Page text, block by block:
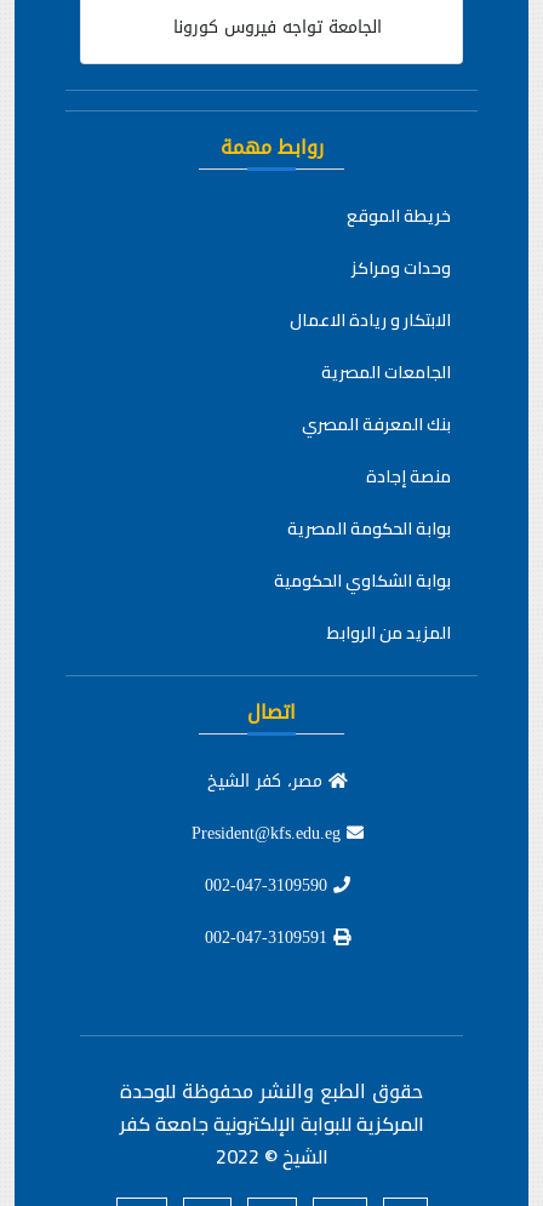
الجامعة تواجه فيروس كورونا
روابط مهمة
خريطة الموقع
وحدات ومراكز
الابتكار و ريادة الاعمال
الجامعات المصرية
بنك المعرفة المصري
منصة إجادة
بوابة الحكومة المصرية
بوابة الشكاوي الحكومية
المزيد من الروابط
اتصال
مصر، كفر الشيخ
حقوق الطبع والنشر محفوظة للوحدة
المركزية للبوابة الإلكترونية جامعة كفر
الشيخ © 2022